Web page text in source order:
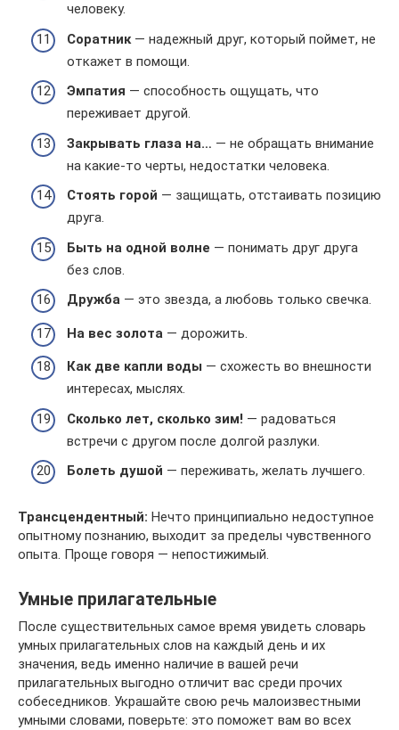
человеку.
Соратник — надежный друг, который поймет, не
откажет в помощи.
Эмпатия — способность ощущать, что
переживает другой.
Закрывать глаза на… — не обращать внимание
на какие-то черты, недостатки человека.
Стоять горой — защищать, отстаивать позицию
друга.
Быть на одной волне — понимать друг друга
без слов.
Дружба — это звезда, а любовь только свечка.
На вес золота — дорожить.
Как две капли воды — схожесть во внешности
интересах, мыслях.
Сколько лет, сколько зим! — радоваться
встречи с другом после долгой разлуки.
Болеть душой — переживать, желать лучшего.
Трансцендентный: Нечто принципиально недоступное
опытному познанию, выходит за пределы чувственного
опыта. Проще говоря — непостижимый.
Умные прилагательные
После существительных самое время увидеть словарь
умных прилагательных слов на каждый день и их
значения, ведь именно наличие в вашей речи
прилагательных выгодно отличит вас среди прочих
собеседников. Украшайте свою речь малоизвестными
умными словами, поверьте: это поможет вам во всех